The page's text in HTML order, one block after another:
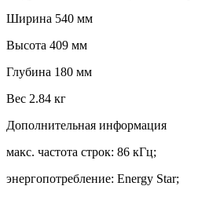
Ширина 540 мм
Высота 409 мм
Глубина 180 мм
Вес 2.84 кг
Дополнительная информация
макс. частота строк: 86 кГц;
энергопотребление: Energy Star;